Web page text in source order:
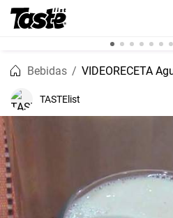
Bebidas
TASTElist